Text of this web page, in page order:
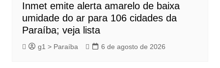
Inmet emite alerta amarelo de baixa
umidade do ar para 106 cidades da
Paraíba; veja lista
g1 > Paraíba 6 de agosto de 2026